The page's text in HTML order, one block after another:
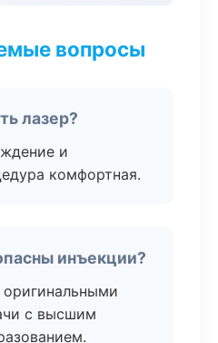
вопросы
лазер?
и
комфортная.
инъекции?
с высшим